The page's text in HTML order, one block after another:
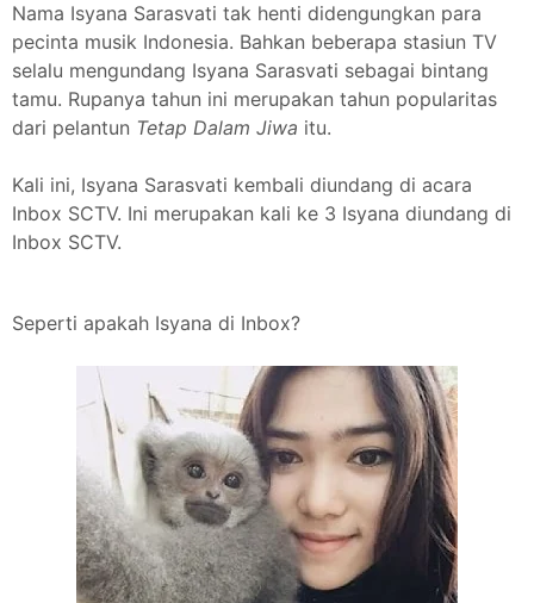
Nama Isyana Sarasvati tak henti didengungkan para
pecinta musik Indonesia. Bahkan beberapa stasiun TV
selalu mengundang Isyana Sarasvati sebagai bintang
tamu. Rupanya tahun ini merupakan tahun popularitas
dari pelantun Tetap Dalam Jiwa itu.
Kali ini, Isyana Sarasvati kembali diundang di acara
Inbox SCTV. Ini merupakan kali ke 3 Isyana diundang di
Inbox SCTV.
Seperti apakah Isyana di Inbox?